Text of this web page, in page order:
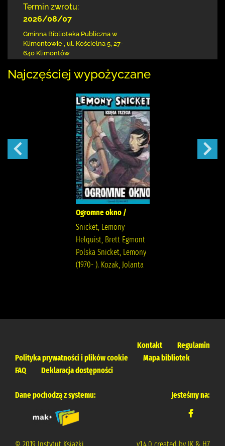
Termin zwrotu:
2026/08/07
Gminna Biblioteka Publiczna w
Klimontowie ul. Kościelna 5 27-
640 Klimontów
Najczęściej wypożyczane
Ogromne okno /
Snicket, Lemony
Helquist, Brett Egmont
Polska Snicket, Lemony
(1970- ). Kozak, Jolanta
Kontakt
Regulamin
Polityka prywatności i plików cookie
Mapa bibliotek
FAQ
Deklaracja dostępności
Dane pochodzą z systemu: Jesteśmy na:
© 2019 Instytut Książki v.1.4.0 created by IK & H7